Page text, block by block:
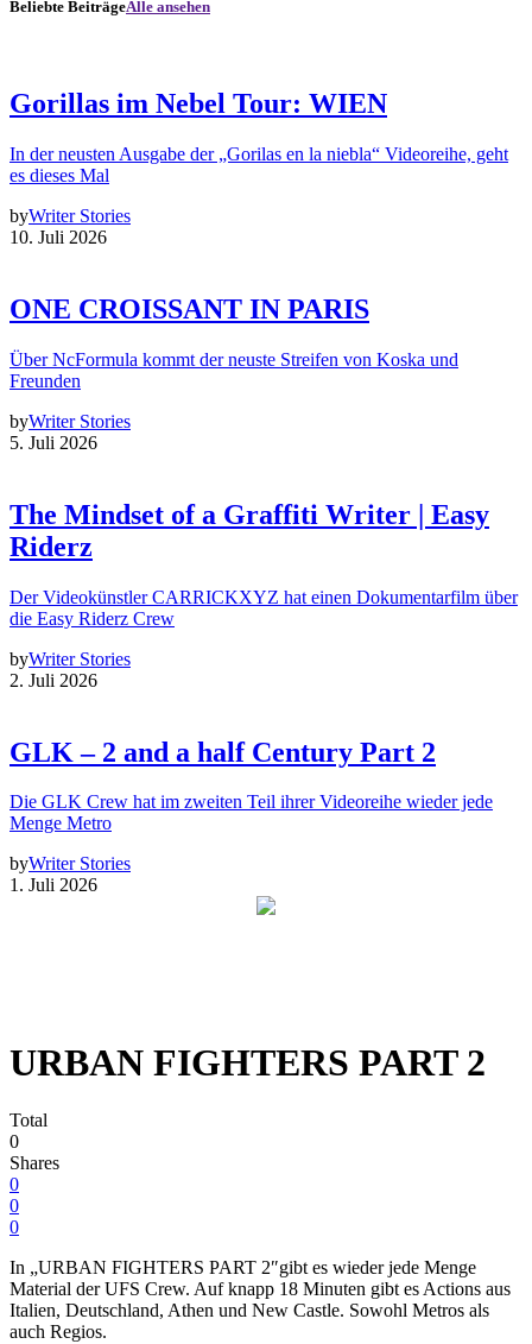
Beliebte BeiträgeAlle ansehen
Gorillas im Nebel Tour: WIEN
In der neusten Ausgabe der „Gorilas en la niebla“ Videoreihe, geht
es dieses Mal
byWriter Stories
10. Juli 2026
ONE CROISSANT IN PARIS
Über NcFormula kommt der neuste Streifen von Koska und
Freunden
byWriter Stories
5. Juli 2026
The Mindset of a Graffiti Writer | Easy
Riderz
Der Videokünstler CARRICKXYZ hat einen Dokumentarfilm über
die Easy Riderz Crew
byWriter Stories
2. Juli 2026
GLK – 2 and a half Century Part 2
Die GLK Crew hat im zweiten Teil ihrer Videoreihe wieder jede
Menge Metro
byWriter Stories
1. Juli 2026
URBAN FIGHTERS PART 2
Total
0
Shares
0
0
0
In „URBAN FIGHTERS PART 2″gibt es wieder jede Menge
Material der UFS Crew. Auf knapp 18 Minuten gibt es Actions aus
Italien, Deutschland, Athen und New Castle. Sowohl Metros als
auch Regios.